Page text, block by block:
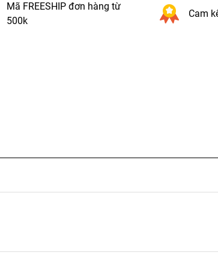
Mã FREESHIP đơn hàng từ
500k
Cam